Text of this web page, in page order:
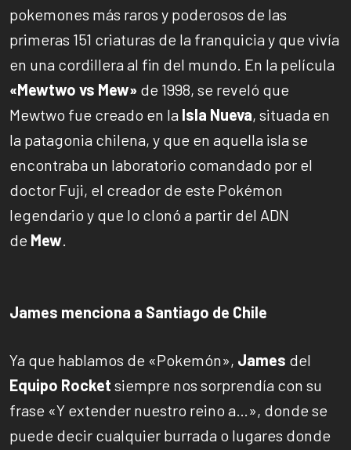
pokemones más raros y poderosos de las
primeras 151 criaturas de la franquicia y que vivía
en una cordillera al fin del mundo. En la película
«Mewtwo vs Mew» de 1998, se reveló que
Mewtwo fue creado en la Isla Nueva, situada en
la patagonia chilena, y que en aquella isla se
encontraba un laboratorio comandado por el
doctor Fuji, el creador de este Pokémon
legendario y que lo clonó a partir del ADN
de Mew
James menciona a Santiago de Chile
Ya que hablamos de «Pokemón», James del
Equipo Rocket siempre nos sorprendía con su
frase «Y extender nuestro reino a…», donde se
puede decir cualquier burrada o lugares donde